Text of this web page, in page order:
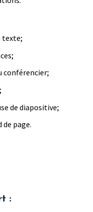
texte;
conférencier;
de diapositive;
page.
: